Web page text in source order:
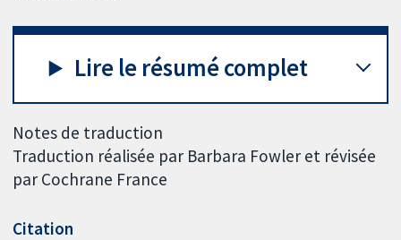
Lire le résumé complet
Notes de traduction
Traduction réalisée par Barbara Fowler et révisée
par Cochrane France
Citation